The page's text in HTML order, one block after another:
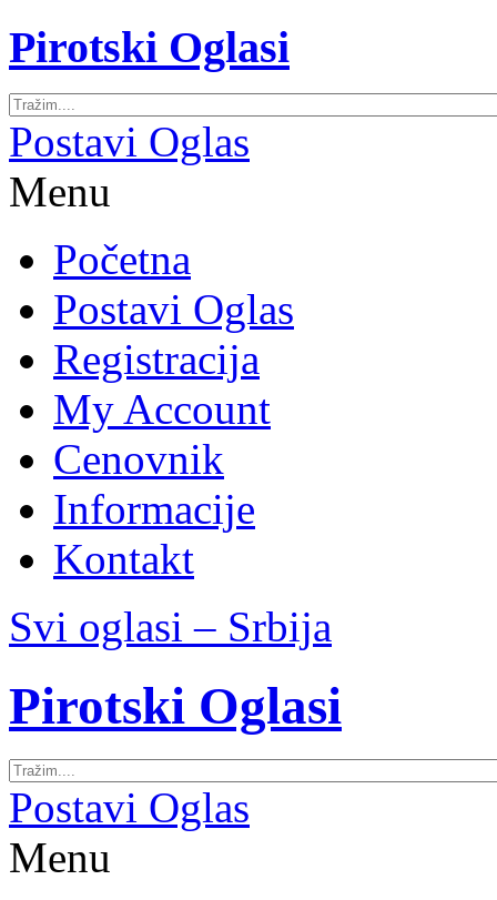
Pirotski Oglasi
Postavi Oglas
Menu
Početna
Postavi Oglas
Registracija
My Account
Cenovnik
Informacije
Kontakt
Svi oglasi – Srbija
Pirotski Oglasi
Postavi Oglas
Menu